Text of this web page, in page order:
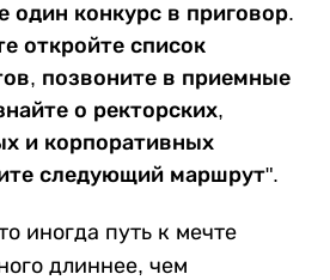
один конкурс в приговор.
откройте список
позвоните в приемные
о ректорских,
и корпоративных
следующий маршрут".
иногда путь к мечте
длиннее, чем